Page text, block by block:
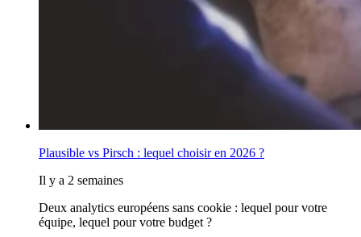
Plausible vs Pirsch : lequel choisir en 2026 ?
Il y a 2 semaines
Deux analytics européens sans cookie : lequel pour votre
équipe, lequel pour votre budget ?